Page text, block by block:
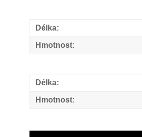
Délka:
Hmotnost:
Délka:
Hmotnost: